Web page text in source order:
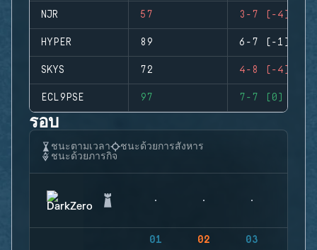
NJR 57 3-7 (-4)
HYPER 89 6-7 (-1)
SKYS 72 4-8 (-4)
ECL9PSE 97 7-7 (0)
รอบ
ชนะตามเวลา
ชนะด้วยการสังหาร
ชนะด้วยภารกิจ
01 02 03